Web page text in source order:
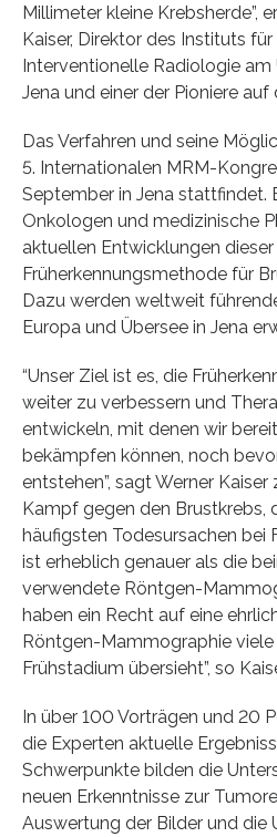
Millimeter kleine Krebsherde”,
Kaiser, Direktor des Instituts
Interventionelle Radiologie am
Jena und einer der Pioniere
Das Verfahren und seine
5. Internationalen MRM-
September in Jena stattfindet.
Onkologen und medizinische
aktuellen Entwicklungen dieser
Früherkennungsmethode für
Dazu werden weltweit
Europa und Übersee in Jena
“Unser Ziel ist es, die
weiter zu verbessern und
entwickeln, mit denen wir
bekämpfen können, noch
entstehen”, sagt Werner
Kampf gegen den Brustkrebs,
häufigsten Todesursachen bei
ist erheblich genauer als die
verwendete Röntgen-
haben ein Recht auf eine
Röntgen-Mammographie
Frühstadium übersieht”, so
In über 100 Vorträgen und 20
die Experten aktuelle
Schwerpunkte bilden die
neuen Erkenntnisse zur
Auswertung der Bilder und die